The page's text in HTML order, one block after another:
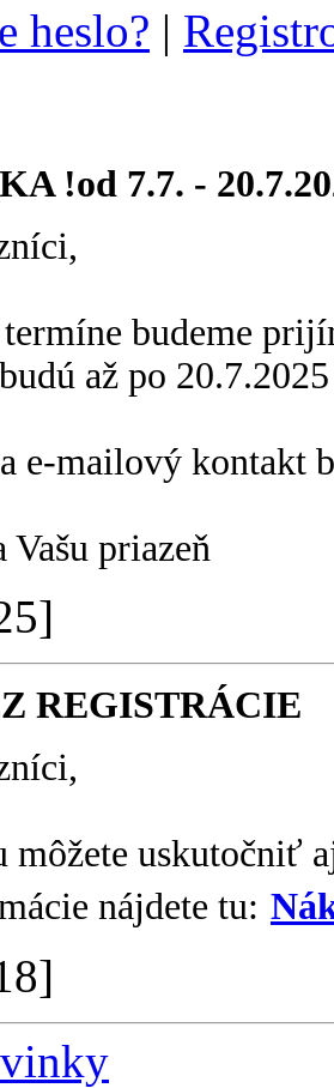
heslo? |
!od 7.7. -
budeme
až po
e-mailový kontakt
Vašu priazeň
REGISTRÁCIE
môžete uskutočniť
nájdete tu: